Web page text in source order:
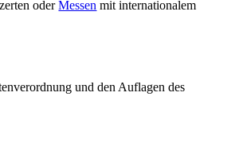
oderMessen mit internationalem
und den Auflagen des